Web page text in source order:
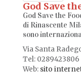
God Save
God Save the
di Rinascente
sono
Via Santa
Tel: 0289423806
Web: sito